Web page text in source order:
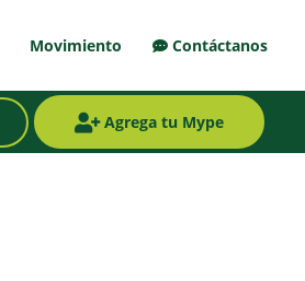
Movimiento Contáctanos
Agrega tu Mype